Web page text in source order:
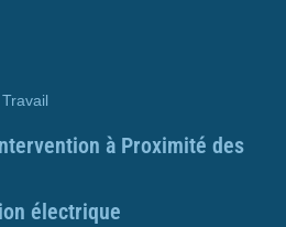
à Proximité des
électrique